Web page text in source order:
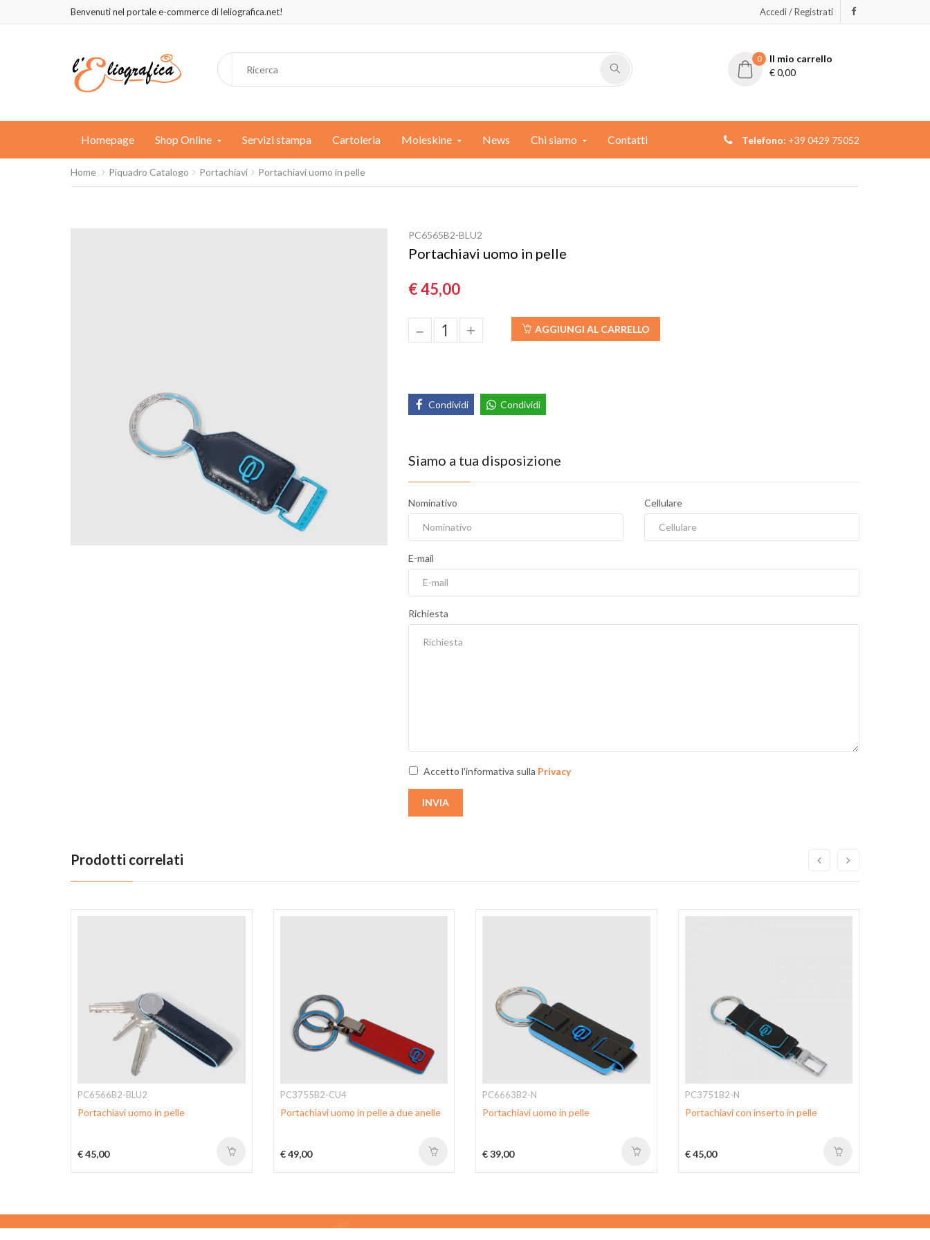
Benvenuti nel portale e-commerce di leliografica.net! Accedi / Registrati
0
Il mio carrello
€0,00
Homepage Shop Online Servizi stampa Cartoleria Moleskine News Chi siamo Contatti Telefono: +39 0429 75052
Home Piquadro Catalogo Portachiavi Portachiavi uomo in pelle
PC6565B2-BLU2
Portachiavi uomo in pelle
€ 45,00
– + AGGIUNGI AL CARRELLO
Condividi Condividi
Siamo a tua disposizione
Nominativo Cellulare
E-mail
Richiesta
Accetto l'informativa sulla Privacy
INVIA
Prodotti correlati
PC6566B2-BLU2
Portachiavi uomo in pelle
€ 45,00
PC3755B2-CU4
Portachiavi uomo in pelle a due anelle
€ 49,00
PC6663B2-N
Portachiavi uomo in pelle
€ 39,00
PC3751B2-N
Portachiavi con inserto in pelle
€ 45,00